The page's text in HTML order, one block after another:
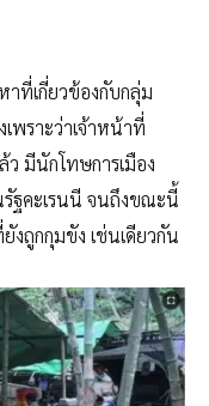
ที่เกี่ยวข้องกับกลุ่ม
พราะว่าเจ้าหน้าที่
มีนักโทษการเมือง
รัฐคะเรนนี จนถึงขณะนี้
งถูกกุมขัง เช่นเดียวกัน